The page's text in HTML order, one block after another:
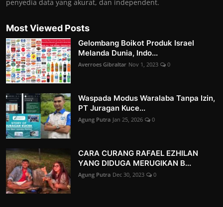
penyedia data yang akurat, dan independent.
Most Viewed Posts
Gelombang Boikot Produk Israel
Melanda Dunia, Indo...
Averroes Gibraltar Nov 1, 2023 0
Waspada Modus Waralaba Tanpa Izin,
PT Juragan Kuce...
Agung Putra Jan 25, 2026 0
CARA CURANG RAFAEL EZHILAN
YANG DIDUGA MERUGIKAN B...
Agung Putra Dec 30, 2023 0